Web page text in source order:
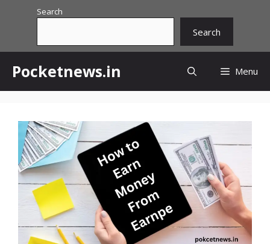
Search
Search
Pocketnews.in Menu